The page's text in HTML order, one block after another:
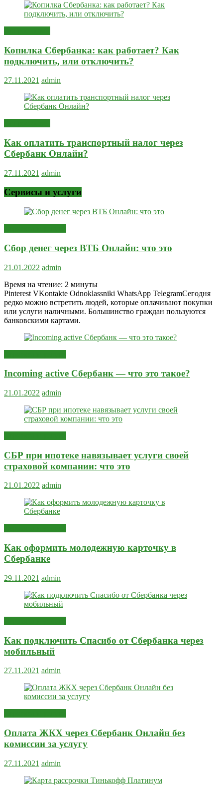
Копилка Сбербанка: как работает? Как
подключить, или отключить?
27.11.2021 admin
Как оплатить транспортный налог через
Сбербанк Онлайн?
27.11.2021 admin
Сервисы и услуги
Сбор денег через ВТБ Онлайн: что это
21.01.2022 admin
Время на чтение: 2 минуты
Pinterest VKontakte Odnoklassniki WhatsApp TelegramСегодня
редко можно встретить людей, которые оплачивают покупки
или услуги наличными. Большинство граждан пользуются
банковскими картами.
Incoming active Сбербанк — что это такое?
21.01.2022 admin
СБР при ипотеке навязывает услуги своей
страховой компании: что это
21.01.2022 admin
Как оформить молодежную карточку в
Сбербанке
29.11.2021 admin
Как подключить Спасибо от Сбербанка через
мобильный
27.11.2021 admin
Оплата ЖКХ через Сбербанк Онлайн без
комиссии за услугу
27.11.2021 admin